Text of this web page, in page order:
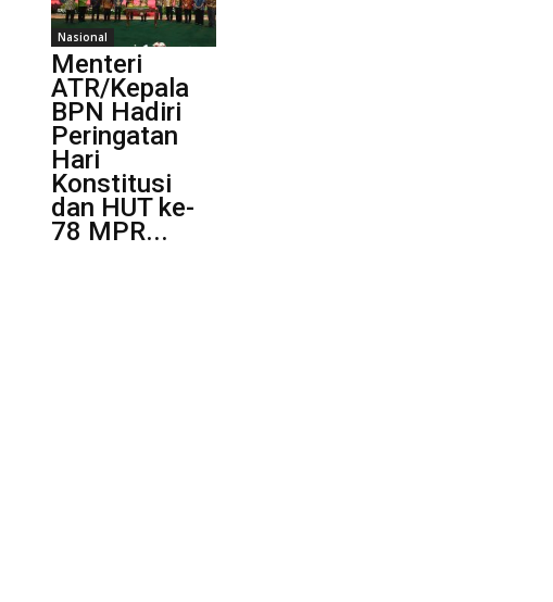
Nasional
Menteri
ATR/Kepala
BPN Hadiri
Peringatan
Hari
Konstitusi
dan HUT ke-
78 MPR...